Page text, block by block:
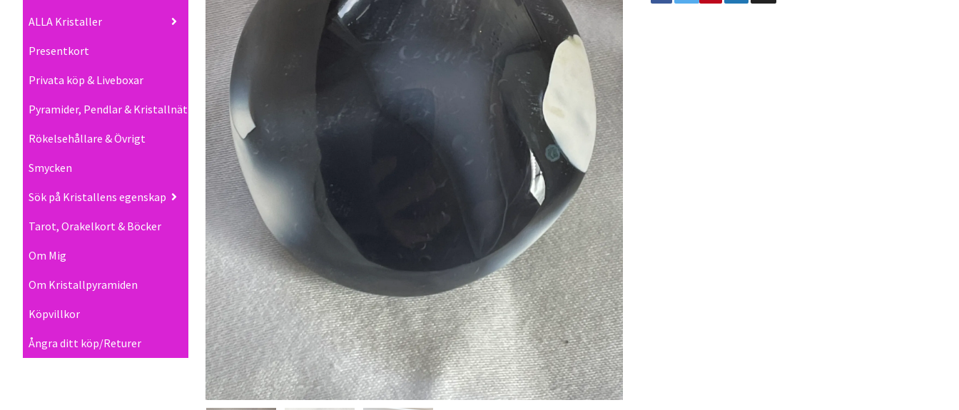
ALLA Kristaller
Presentkort
Privata köp & Liveboxar
Pyramider, Pendlar & Kristallnät
Rökelsehållare & Övrigt
Smycken
Sök på Kristallens egenskap
Tarot, Orakelkort & Böcker
Om Mig
Om Kristallpyramiden
Köpvillkor
Ångra ditt köp/Returer